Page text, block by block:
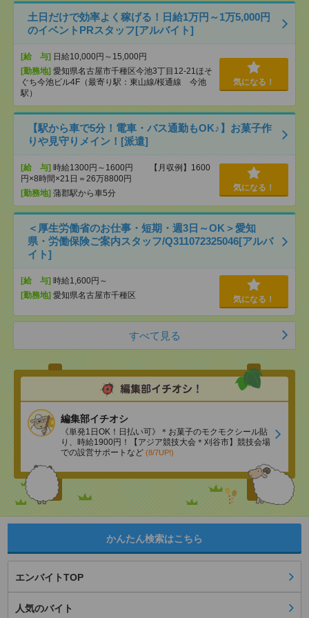
土日だけで効率よく稼げる！日給1万円～1万5,000円
のイベントPRスタッフ[アルバイト]
[給 与] 日給10,000円～15,000円
[勤務地] 愛知県名古屋市千種区今池3丁目12-21ほそ
ぐち今池ビル4F（最寄り駅：東山線/桜通線 今池
駅）
気になる！
【駅から車で5分！電車・バス通勤もOK♪】お菓子作
りや見守りメイン！[派遣]
[給 与] 時給1300円～1600円 【月収例】1600
円×8時間×21日＝26万8800円
[勤務地] 蒲郡駅から車5分
気になる！
＜厚生労働省のお仕事・短期・週3日～OK＞愛知
県・労働保険ご案内スタッフ/Q311072325046[アルバ
イト]
[給 与] 時給1,600円～
[勤務地] 愛知県名古屋市千種区 気になる！
すべて見る
編集部イチオシ
《単発1日OK！日払い可》＊お菓子のモクモクシール貼
り、時給1900円！【アジア競技大会＊刈谷市】競技会場
での設営サポートなど (8/7UP!)
かんたん検索はこちら
エンバイトTOP
人気のバイト